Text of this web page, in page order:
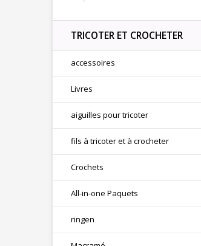
TRICOTER ET CROCHETER
accessoires
Livres
aiguilles pour tricoter
fils à tricoter et à crocheter
Crochets
All-in-one Paquets
ringen